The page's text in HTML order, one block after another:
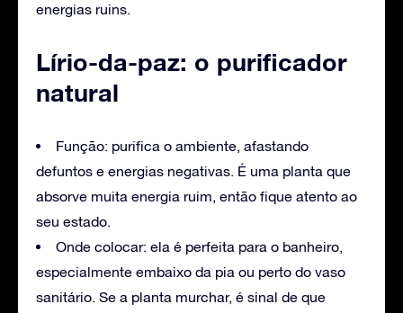
energias ruins.
Lírio-da-paz: o purificador
natural
Função: purifica o ambiente, afastando
defuntos e energias negativas. É uma planta que
absorve muita energia ruim, então fique atento ao
seu estado.
Onde colocar: ela é perfeita para o banheiro,
especialmente embaixo da pia ou perto do vaso
sanitário. Se a planta murchar, é sinal de que